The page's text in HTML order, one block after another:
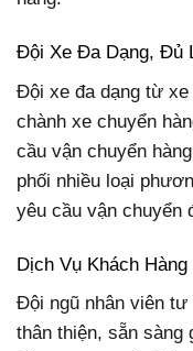
Đội Xe Đa Dạng, Đủ
Đội xe đa dạng từ
chành xe chuyển
cầu vận chuyển
phối nhiều loại
yêu cầu vận chuyển
Dịch Vụ Khách
Đội ngũ nhân viên
thân thiện, sẵn sàng